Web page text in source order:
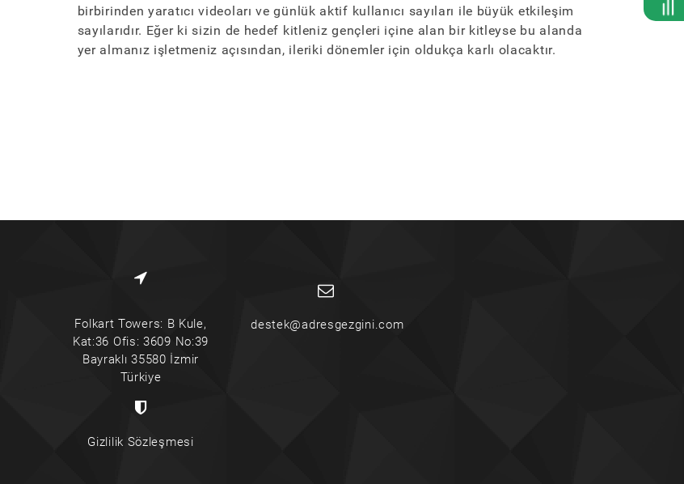
birbirinden yaratıcı videoları ve günlük aktif kullanıcı sayıları ile büyük etkileşim
sayılarıdır. Eğer ki sizin de hedef kitleniz gençleri içine alan bir kitleyse bu alanda
yer almanız işletmeniz açısından, ileriki dönemler için oldukça karlı olacaktır.
Folkart Towers: B Kule,
Kat:36 Ofis: 3609 No:39
Bayraklı 35580 İzmir
Türkiye
destek@adresgezgini.com
Gizlilik Sözleşmesi